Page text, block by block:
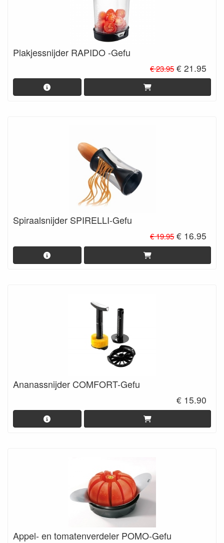
Plakjessnijder RAPIDO -Gefu
€ 23.95 € 21.95
Spiraalsnijder SPIRELLI-Gefu
€ 19.95 € 16.95
Ananassnijder COMFORT-Gefu
€ 15.90
Appel- en tomatenverdeler POMO-Gefu